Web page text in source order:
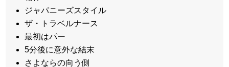
ジャパニーズスタイル
ザ・トラベルナース
最初はパー
5分後に意外な結末
さよならの向う側